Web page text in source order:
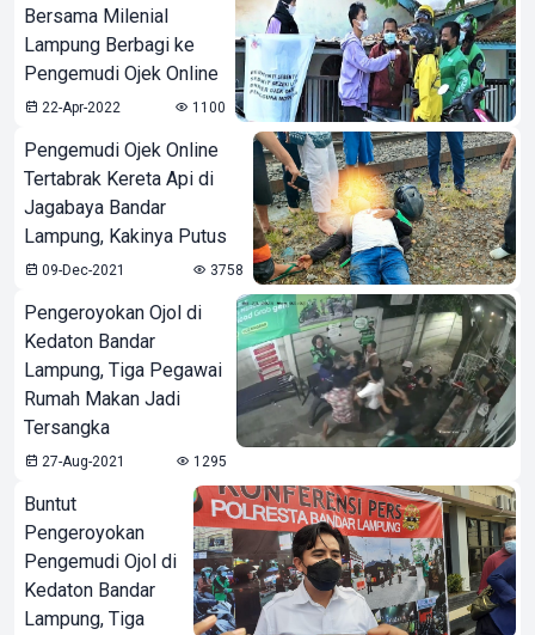
Bersama Milenial
Lampung Berbagi ke
Pengemudi Ojek Online
22-Apr-2022 1100
Pengemudi Ojek Online
Tertabrak Kereta Api di
Jagabaya Bandar
Lampung, Kakinya Putus
09-Dec-2021 3758
Pengeroyokan Ojol di
Kedaton Bandar
Lampung, Tiga Pegawai
Rumah Makan Jadi
Tersangka
27-Aug-2021 1295
Buntut
Pengeroyokan
Pengemudi Ojol di
Kedaton Bandar
Lampung, Tiga